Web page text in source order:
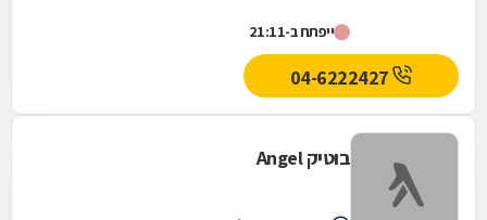
ומאז...ייפתח ב-21:11
04-6222427
בוטיק Angel